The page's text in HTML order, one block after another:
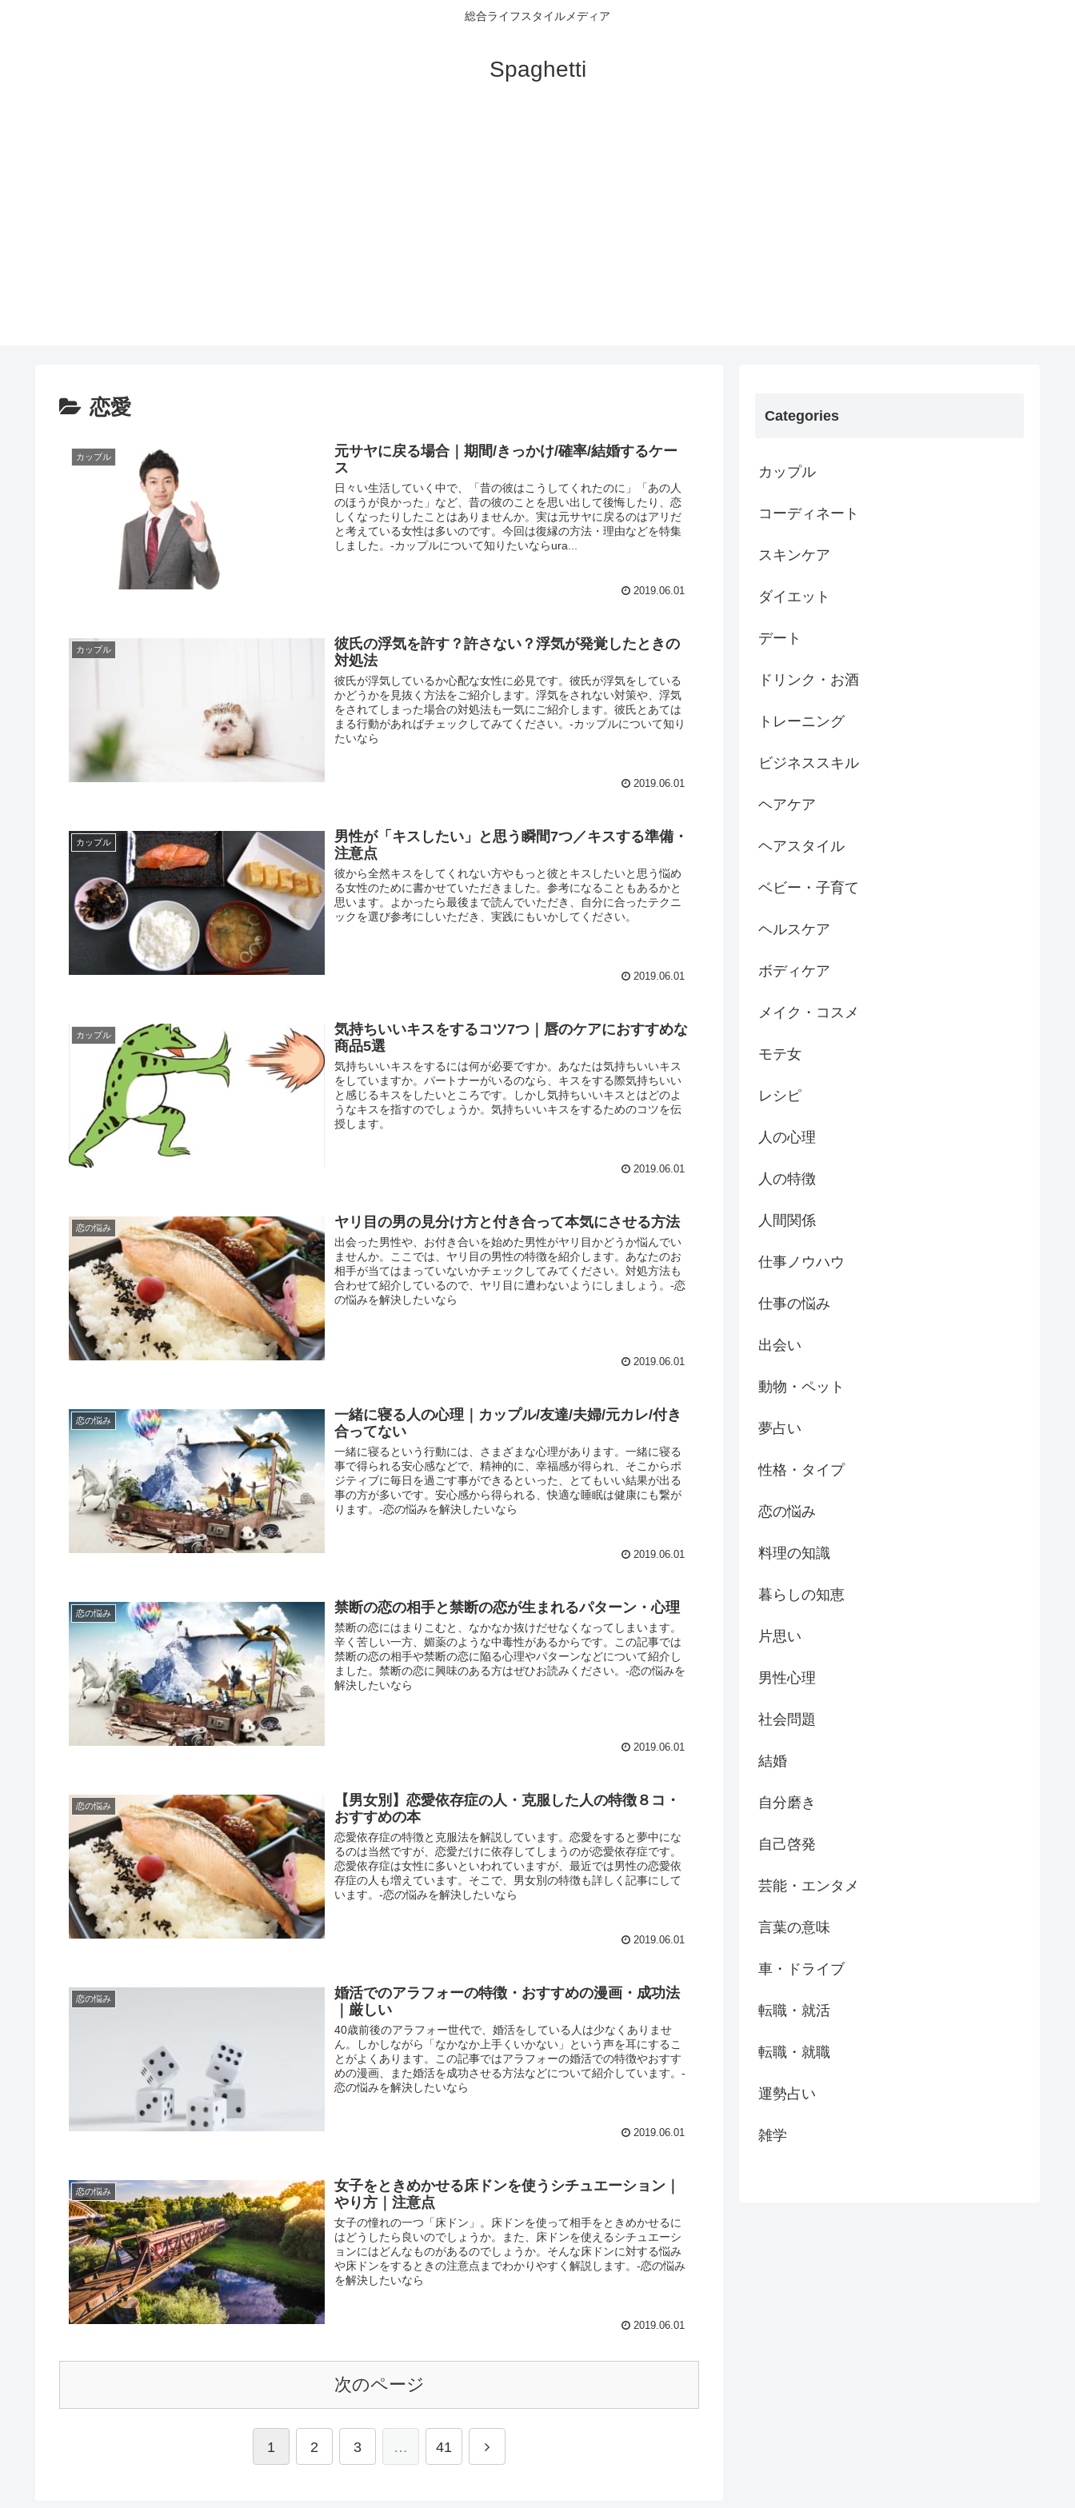
総合ライフスタイルメディア
Spaghetti
恋愛
カップル
元サヤに戻る場合｜期間/きっかけ/確率/結婚するケー
ス
日々い生活していく中で、「昔の彼はこうしてくれたのに」「あの人
のほうが良かった」など、昔の彼のことを思い出して後悔したり、恋
しくなったりしたことはありませんか。実は元サヤに戻るのはアリだ
と考えている女性は多いのです。今回は復縁の方法・理由などを特集
しました。-カップルについて知りたいならura...
2019.06.01
カップル
彼氏の浮気を許す？許さない？浮気が発覚したときの
対処法
彼氏が浮気しているか心配な女性に必見です。彼氏が浮気をしている
かどうかを見抜く方法をご紹介します。浮気をされない対策や、浮気
をされてしまった場合の対処法も一気にご紹介します。彼氏とあては
まる行動があればチェックしてみてください。-カップルについて知り
たいなら
2019.06.01
カップル
男性が「キスしたい」と思う瞬間7つ／キスする準備・
注意点
彼から全然キスをしてくれない方やもっと彼とキスしたいと思う悩め
る女性のために書かせていただきました。参考になることもあるかと
思います。よかったら最後まで読んでいただき、自分に合ったテクニ
ックを選び参考にしいただき、実践にもいかしてください。
2019.06.01
カップル
気持ちいいキスをするコツ7つ｜唇のケアにおすすめな
商品5選
気持ちいいキスをするには何が必要ですか。あなたは気持ちいいキス
をしていますか。パートナーがいるのなら、キスをする際気持ちいい
と感じるキスをしたいところです。しかし気持ちいいキスとはどのよ
うなキスを指すのでしょうか。気持ちいいキスをするためのコツを伝
授します。
2019.06.01
恋の悩み ヤリ目の男の見分け方と付き合って本気にさせる方法
出会った男性や、お付き合いを始めた男性がヤリ目かどうか悩んでい
ませんか。ここでは、ヤリ目の男性の特徴を紹介します。あなたのお
相手が当てはまっていないかチェックしてみてください。対処方法も
合わせて紹介しているので、ヤリ目に遭わないようにしましょう。-恋
の悩みを解決したいなら
2019.06.01
恋の悩み
一緒に寝る人の心理｜カップル/友達/夫婦/元カレ/付き
合ってない
一緒に寝るという行動には、さまざまな心理があります。一緒に寝る
事で得られる安心感などで、精神的に、幸福感が得られ、そこからポ
ジティブに毎日を過ごす事ができるといった、とてもいい結果が出る
事の方が多いです。安心感から得られる、快適な睡眠は健康にも繋が
ります。-恋の悩みを解決したいなら
2019.06.01
恋の悩み 禁断の恋の相手と禁断の恋が生まれるパターン・心理
禁断の恋にはまりこむと、なかなか抜けだせなくなってしまいます。
辛く苦しい一方、媚薬のような中毒性があるからです。この記事では
禁断の恋の相手や禁断の恋に陥る心理やパターンなどについて紹介し
ました。禁断の恋に興味のある方はぜひお読みください。-恋の悩みを
解決したいなら
2019.06.01
恋の悩み
【男女別】恋愛依存症の人・克服した人の特徴８コ・
おすすめの本
恋愛依存症の特徴と克服法を解説しています。恋愛をすると夢中にな
るのは当然ですが、恋愛だけに依存してしまうのが恋愛依存症です。
恋愛依存症は女性に多いといわれていますが、最近では男性の恋愛依
存症の人も増えています。そこで、男女別の特徴も詳しく記事にして
います。-恋の悩みを解決したいなら
2019.06.01
恋の悩み
婚活でのアラフォーの特徴・おすすめの漫画・成功法
｜厳しい
40歳前後のアラフォー世代で、婚活をしている人は少なくありませ
ん。しかしながら「なかなか上手くいかない」という声を耳にするこ
とがよくあります。この記事ではアラフォーの婚活での特徴やおすす
めの漫画、また婚活を成功させる方法などについて紹介しています。-
恋の悩みを解決したいなら
2019.06.01
恋の悩み
女子をときめかせる床ドンを使うシチュエーション｜
やり方｜注意点
女子の憧れの一つ「床ドン」。床ドンを使って相手をときめかせるに
はどうしたら良いのでしょうか。また、床ドンを使えるシチュエーシ
ョンにはどんなものがあるのでしょうか。そんな床ドンに対する悩み
や床ドンをするときの注意点までわかりやすく解説します。-恋の悩み
を解決したいなら
2019.06.01
次のページ
1 2 3 … 41
Categories
カップル
コーディネート
スキンケア
ダイエット
デート
ドリンク・お酒
トレーニング
ビジネススキル
ヘアケア
ヘアスタイル
ベビー・子育て
ヘルスケア
ボディケア
メイク・コスメ
モテ女
レシピ
人の心理
人の特徴
人間関係
仕事ノウハウ
仕事の悩み
出会い
動物・ペット
夢占い
性格・タイプ
恋の悩み
料理の知識
暮らしの知恵
片思い
男性心理
社会問題
結婚
自分磨き
自己啓発
芸能・エンタメ
言葉の意味
車・ドライブ
転職・就活
転職・就職
運勢占い
雑学